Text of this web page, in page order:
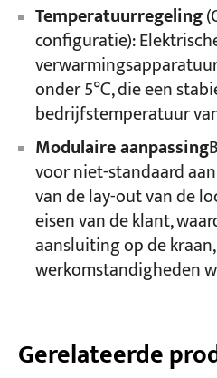
Temperatuurregeling
configuratie):
onder 5℃, die een
bedrijfstemperatuur
Modulaire aanpassing
voor niet-standaard
van de lay-out van de
eisen van de klant,
aansluiting op de
werkomstandigheden
Gerelateerde